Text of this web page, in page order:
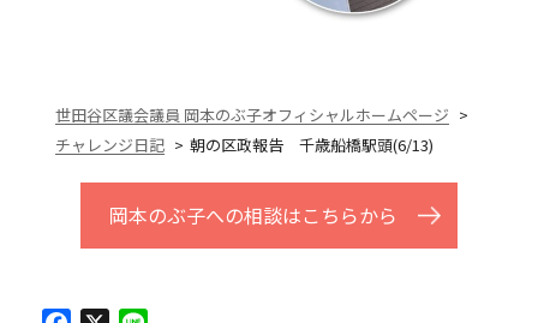
世田谷区議会議員 岡本のぶ子オフィシャルホームページ
チャレンジ日記
朝の区政報告 千歳船橋駅頭(6/13)
岡本のぶ子への相談はこちらから